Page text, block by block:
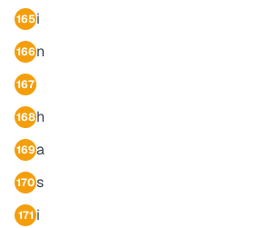
165i
166n
167
168h
169a
170s
171 i